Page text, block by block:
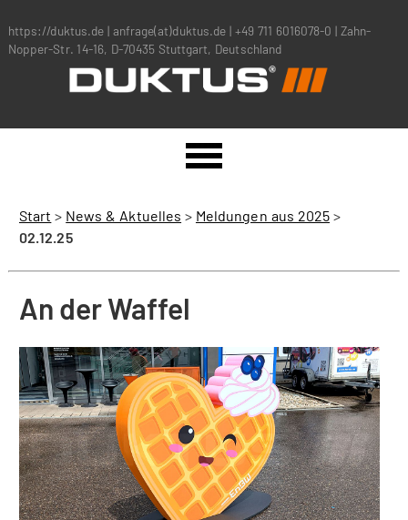
https://duktus.de | anfrage(at)duktus.de | +49 711 6016078-0 | Zahn-
Nopper-Str. 14-16, D-70435 Stuttgart, Deutschland
Start > News & Aktuelles > Meldungen aus 2025>
02.12.25
An der Waffel